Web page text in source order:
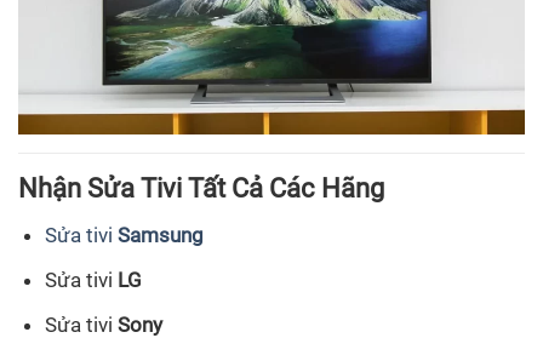
Nhận Sửa Tivi Tất Cả Các Hãng
Sửa tiviSamsung
Sửa tivi LG
Sửa tiviSony